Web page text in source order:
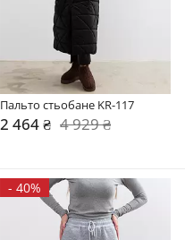
Пальто стьобане KR-117
2 464 ₴ 4 929 ₴
- 40%